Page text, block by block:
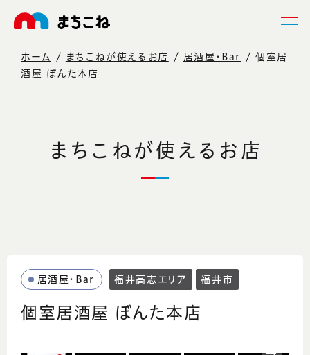
ホーム まちこねが使えるお店 居酒屋・Bar
個室居
酒屋 ぼんた本店
まちこねが使えるお店
居酒屋・Bar 福井高志エリア 福井市
個室居酒屋 ぼんた本店